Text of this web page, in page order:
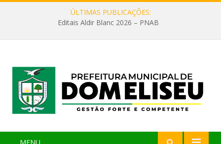
ÚLTIMAS PUBLICAÇÕES:
Editais Aldir Blanc 2026 – PNAB